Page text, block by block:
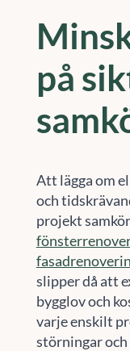
på
Att lägga om
och
projekt
slipper då att
bygglov och
varje enskilt
störningar och